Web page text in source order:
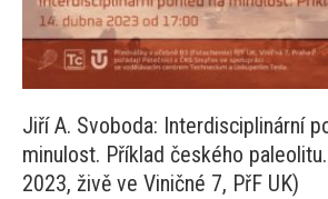
Jiří A. Svoboda: Interdisciplinární
minulost. Příklad českého
2023, živě ve Viničné 7, PřF UK)